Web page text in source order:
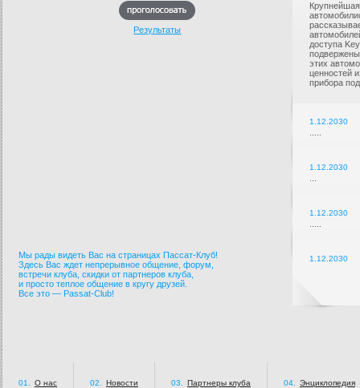
Результаты
Мы рады видеть Вас на страницах Пассат-Клуб!
Здесь Вас ждет непрерывное общение, форум,
встречи клуба, скидки от партнеров клуба,
и просто теплое общение в кругу друзей.
Все это — Passat-Club!
доступа
подвержены
этих
ценностей
прибора
1.12.2030
1.12.2030
1.12.2030
1.12.2030
01. О нас 02. Новости 03. Партнеры клуба 04. Энциклопедия